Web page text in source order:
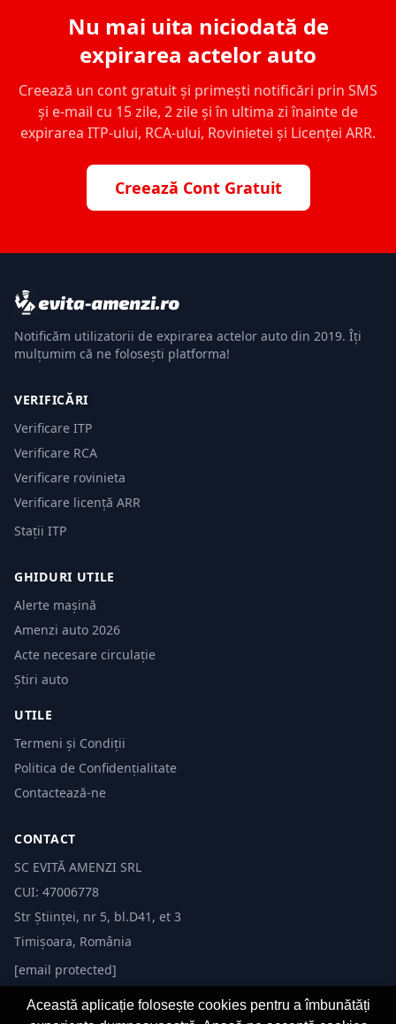
Nu mai uita niciodată de
expirarea actelor auto
Creează un cont gratuit și primești notificări prin SMS
și e-mail cu 15 zile, 2 zile și în ultima zi înainte de
expirarea ITP-ului, RCA-ului, Rovinietei și Licenței ARR.
Creează Cont Gratuit
Notificăm utilizatorii de expirarea actelor auto din 2019. Îți
mulțumim că ne folosești platforma!
VERIFICĂRI
Verificare ITP
Verificare RCA
Verificare rovinieta
Verificare licență ARR
Stații ITP
GHIDURI UTILE
Alerte mașină
Amenzi auto 2026
Acte necesare circulație
Știri auto
UTILE
Termeni și Condiții
Politica de Confidențialitate
Contactează-ne
CONTACT
SC EVITĂ AMENZI SRL
CUI: 47006778
Str Științei, nr 5, bl.D41, et 3
Timișoara, România
[email protected]
Această aplicație folosește cookies pentru a îmbunătăți